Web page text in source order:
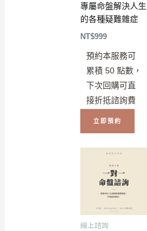
專屬命盤解決人生
的各種疑難雜症
NT$999
預約本服務可
累積 50 點數，
下次回購可直
接折抵諮詢費
立即預約
線上諮詢